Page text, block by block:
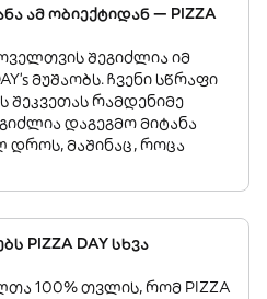
ამ ობიექტიდან — PIZZA
შეგიძლია იმ
მუშაობს. ჩვენი სწრაფი
შეკვეთას რამდენიმე
დაგეგმო მიტანა
დროს, მაშინაც, როცა
PIZZA DAY სხვა
100% თვლის, რომ PIZZA